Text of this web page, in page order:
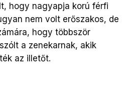
hogy nagyapja korú férfi
nem volt erőszakos, de
hogy többször
a zenekarnak, akik
az illetőt.